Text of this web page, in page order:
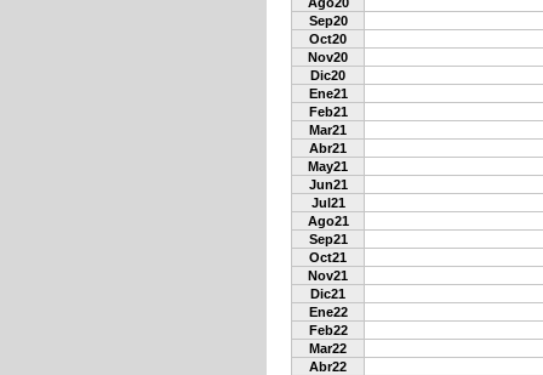
Sep20
Oct20
Nov20
Dic20
Ene21
Feb21
Mar21
Abr21
May21
Jun21
Jul21
Ago21
Sep21
Oct21
Nov21
Dic21
Ene22
Feb22
Mar22
Abr22